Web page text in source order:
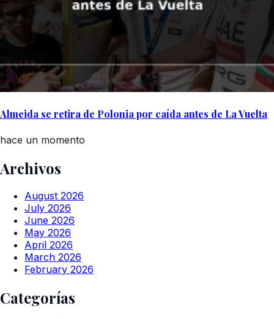
Almeida se retira de Polonia por caída antes de La Vuelta
hace un momento
Archivos
August 2026
July 2026
June 2026
May 2026
April 2026
March 2026
February 2026
Categorías